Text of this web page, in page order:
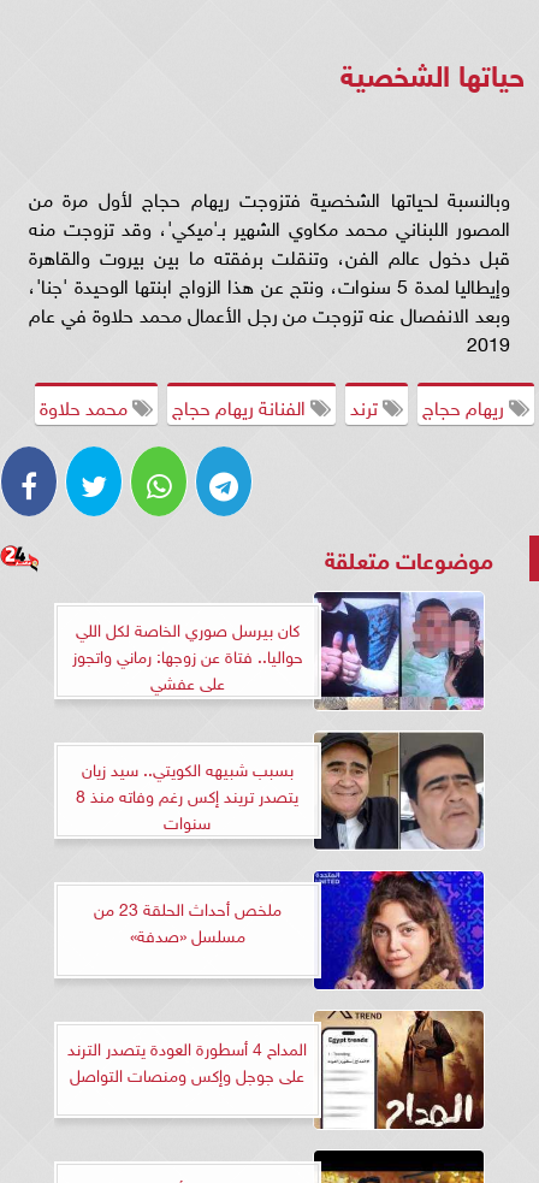
حياتها الشخصية
وبالنسبة لحياتها الشخصية فتزوجت ريهام حجاج لأول مرة من
المصور اللبناني محمد مكاوي الشهير بـ'ميكي'، وقد تزوجت منه
قبل دخول عالم الفن، وتنقلت برفقته ما بين بيروت والقاهرة
وإيطاليا لمدة 5 سنوات، ونتج عن هذا الزواج ابنتها الوحيدة 'جنا'،
وبعد الانفصال عنه تزوجت من رجل الأعمال محمد حلاوة في عام
2019
ريهام حجاج
ترند الفنانة ريهام حجاج محمد حلاوة
موضوعات متعلقة
كان بيرسل صوري الخاصة لكل اللي
حواليا.. فتاة عن زوجها: رماني واتجوز
على عفشي
بسبب شبيهه الكويتي.. سيد زيان
يتصدر تريند إكس رغم وفاته منذ 8
سنوات
ملخص أحداث الحلقة 23 من
مسلسل «صدفة»
المداح 4 أسطورة العودة يتصدر الترند
على جوجل وإكس ومنصات التواصل